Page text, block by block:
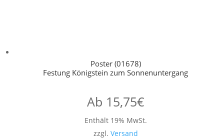
Poster (01678)
Festung Königstein zum Sonnenuntergang
Ab 15,75€
Enthält 19% MwSt.
zzgl. Versand